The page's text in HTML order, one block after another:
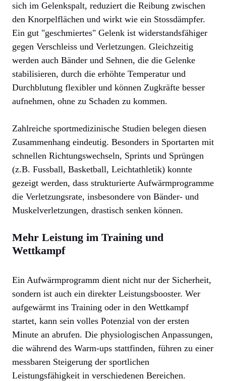
sich im Gelenkspalt, reduziert die Reibung zwischen
den Knorpelflächen und wirkt wie ein Stossdämpfer.
Ein gut "geschmiertes" Gelenk ist widerstandsfähiger
gegen Verschleiss und Verletzungen. Gleichzeitig
werden auch Bänder und Sehnen, die die Gelenke
stabilisieren, durch die erhöhte Temperatur und
Durchblutung flexibler und können Zugkräfte besser
aufnehmen, ohne zu Schaden zu kommen.
Zahlreiche sportmedizinische Studien belegen diesen
Zusammenhang eindeutig. Besonders in Sportarten mit
schnellen Richtungswechseln, Sprints und Sprüngen
(z.B. Fussball, Basketball, Leichtathletik) konnte
gezeigt werden, dass strukturierte Aufwärmprogramme
die Verletzungsrate, insbesondere von Bänder- und
Muskelverletzungen, drastisch senken können.
Mehr Leistung im Training und
Wettkampf
Ein Aufwärmprogramm dient nicht nur der Sicherheit,
sondern ist auch ein direkter Leistungsbooster. Wer
aufgewärmt ins Training oder in den Wettkampf
startet, kann sein volles Potenzial von der ersten
Minute an abrufen. Die physiologischen Anpassungen,
die während des Warm-ups stattfinden, führen zu einer
messbaren Steigerung der sportlichen
Leistungsfähigkeit in verschiedenen Bereichen.